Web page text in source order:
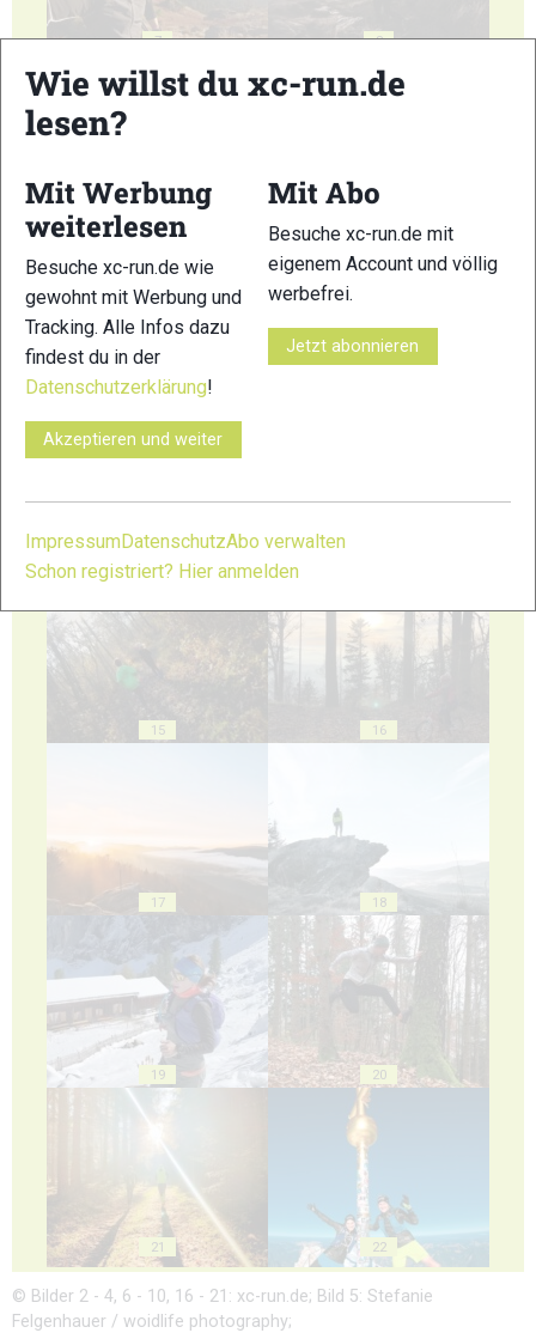
7 8
11
15 16
17 18
19 20
21 22
© Bilder 2 - 4, 6 - 10, 16 - 21: xc-run.de; Bild 5: Stefanie
Felgenhauer / woidlife photography;
Wie willst du xc-run.de
lesen?
Mit Werbung
weiterlesen
Besuche xc-run.de wie
gewohnt mit Werbung und
Tracking. Alle Infos dazu
findest du in der
Datenschutzerklärung!
Akzeptieren und weiter
Mit Abo
Besuche xc-run.de mit
eigenem Account und völlig
werbefrei.
Jetzt abonnieren
ImpressumDatenschutzAbo verwalten
Schon registriert? Hier anmelden